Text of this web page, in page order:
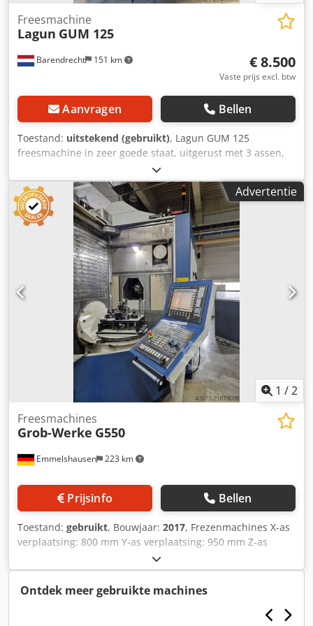
Barendrecht 151 km
Freesmachine
Lagun GUM 125
€ 8.500
Vaste prijs excl. btw
Aanvragen Bellen
Toestand: uitstekend (gebruikt), Lagun GUM 125
freesmachine in zeer goede staat, uitgerust met 3 assen,
een Fagor digitale uitlezing, variabele invoer en
spindeltoerentallen. Specificaties: Spindeltap ISO 40
Toerental 35-1800 (variabel) Verplaatsing X850 Y290 Z475
mm Dedpfxezrlawj Ankskr Tafelafmetingen 1250 x 280 mm
Automatische invoer X, Y & Z Snelle invoer X, Y & Z Motor
7,5 pk - 400V Digitale uitlezing Fagor, 3 assen Bouwjaar
2000 Afmetingen (L x B x H) 2050 x 2220 x 2050 mm
Gewicht 1900 kg Variabel toerental met digitale uitlezing in
2 versnellingsbereiken, variabele invoersnelheid met
digitale uitlezing. Inclusief Huron freeskop,
machinebankschroef en gereedschaphouder.
Advertentie
1 /2
Emmelshausen 223 km
Freesmachines
Grob-Werke G550
Prijsinfo Bellen
Toestand: gebruikt, Bouwjaar: 2017, Frezenmachines X-as
verplaatsing: 800 mm Y-as verplaatsing: 950 mm Z-as
verplaatsing: 1020 mm HSC-machine Aantal assen: 5
Freesmachine / Bewerkingscentrum Besturing: Siemens
Sinumerik Spindelopname: HSK 100 Spindelsnelheid: 6000
tpm Toerentalbereik tot: 6000 tpm Tafelgrootte X: 770 mm
Ontdek meer gebruikte machines